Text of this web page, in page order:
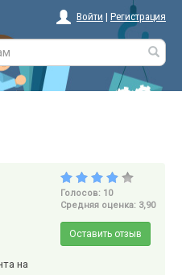
Войти | Регистрация
на
Голосов: 10
Средняя оценка: 3,90
Оставить отзыв